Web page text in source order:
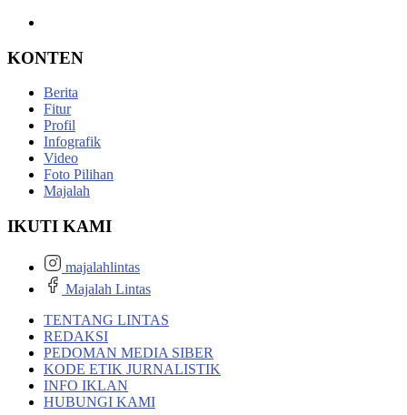
KONTEN
Berita
Fitur
Profil
Infografik
Video
Foto Pilihan
Majalah
IKUTI KAMI
majalahlintas
Majalah Lintas
TENTANG LINTAS
REDAKSI
PEDOMAN MEDIA SIBER
KODE ETIK JURNALISTIK
INFO IKLAN
HUBUNGI KAMI